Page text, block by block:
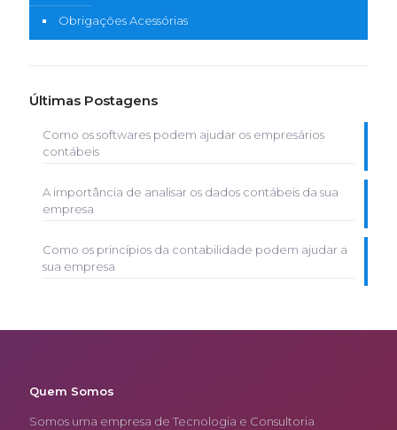
Obrigações Acessórias
Últimas Postagens
Como os softwares podem ajudar os empresários
contábeis
A importância de analisar os dados contábeis da sua
empresa
Como os princípios da contabilidade podem ajudar a
sua empresa
Quem Somos
Somos uma empresa de Tecnologia e Consultoria